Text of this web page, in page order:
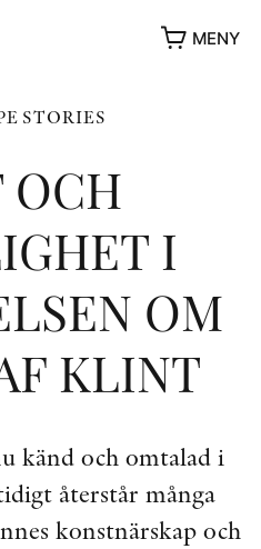
MENY
YUKIKO OCH PATRIK MÖTER
VIDEOGALLERI
STORIES
OCH
I
OM
KLINT
känd och omtalad i
återstår många
konstnärskap och